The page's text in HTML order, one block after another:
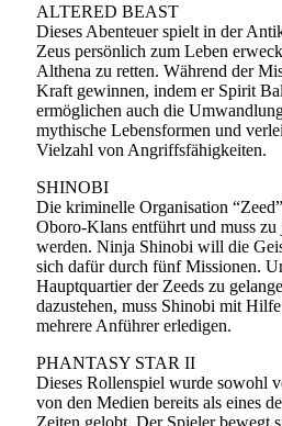
ALTERED BEAST
Dieses Abenteuer spielt in der
Zeus persönlich zum Leben
Althena zu retten. Während der
Kraft gewinnen, indem er Spirit
ermöglichen auch die
mythische Lebensformen und
Vielzahl von Angriffsfähigkeiten.
SHINOBI
Die kriminelle Organisation
Oboro-Klans entführt und muss zu
werden. Ninja Shinobi will die
sich dafür durch fünf Missionen.
Hauptquartier der Zeeds zu
dazustehen, muss Shinobi mit
mehrere Anführer erledigen.
PHANTASY STAR II
Dieses Rollenspiel wurde sowohl
von den Medien bereits als eines
Zeiten gelobt. Der Spieler bewegt